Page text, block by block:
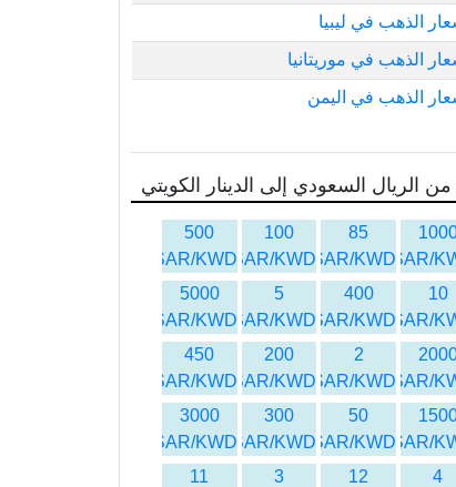
الذهب في ليبيا
الذهب في موريتانيا
الذهب في اليمن
الريال السعودي إلى الدينار الكويتي
SAR/
85
SAR/KWD
100
SAR/KWD
500
SAR/KWD
10
SAR/
400
SAR/KWD
5
SAR/KWD
5000
SAR/KWD
SAR/
2
SAR/KWD
200
SAR/KWD
450
SAR/KWD
SAR/
50
SAR/KWD
300
SAR/KWD
3000
SAR/KWD
4
12
3
11